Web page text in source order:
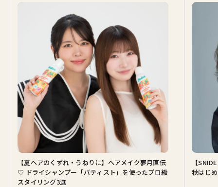
【夏ヘアのくずれ・うねりに】ヘアメイク夢月直伝
♡ ドライシャンプー「バティスト」を使ったプロ級
スタイリング3選
【
秋はじ